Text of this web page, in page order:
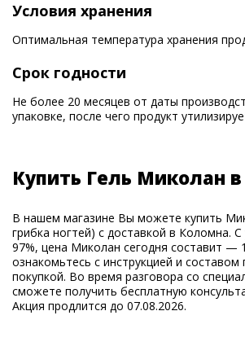
Условия хранения
Оптимальная температура хранения
Срок годности
Не более 20 месяцев от даты
упаковке, после чего продукт
Купить Гель Миколан
В нашем магазине Вы можете купить
грибка ногтей) с доставкой в Коломна. С
97%, цена Миколан сегодня составит —
ознакомьтесь с инструкцией и составом
покупкой. Во время разговора со
сможете получить бесплатную
Акция продлится до 07.08.2026.